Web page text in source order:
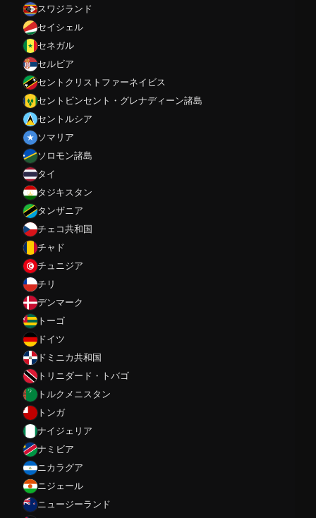
スワジランド
セイシェル
セネガル
セルビア
セントクリストファーネイビス
セントビンセント・グレナディーン諸島
セントルシア
ソマリア
ソロモン諸島
タイ
タジキスタン
タンザニア
チェコ共和国
チャド
チュニジア
チリ
デンマーク
トーゴ
ドイツ
ドミニカ共和国
トリニダード・トバゴ
トルクメニスタン
トンガ
ナイジェリア
ナミビア
ニカラグア
ニジェール
ニュージーランド